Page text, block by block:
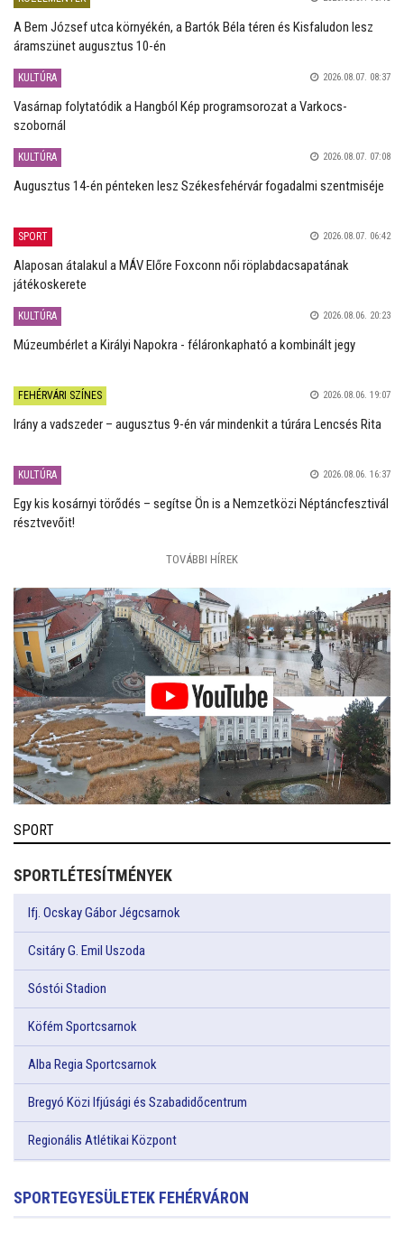
A Bem József utca környékén, a Bartók Béla téren és Kisfaludon lesz
áramszünet augusztus 10-én
KULTÚRA 2026.08.07. 08:37
Vasárnap folytatódik a Hangból Kép programsorozat a Varkocs-
szobornál
KULTÚRA 2026.08.07. 07:08
Augusztus 14-én pénteken lesz Székesfehérvár fogadalmi szentmiséje
SPORT 2026.08.07. 06:42
Alaposan átalakul a MÁV Előre Foxconn női röplabdacsapatának
játékoskerete
KULTÚRA 2026.08.06. 20:23
Múzeumbérlet a Királyi Napokra - féláronkapható a kombinált jegy
FEHÉRVÁRI SZÍNES 2026.08.06. 19:07
Irány a vadszeder – augusztus 9-én vár mindenkit a túrára Lencsés Rita
KULTÚRA 2026.08.06. 16:37
Egy kis kosárnyi törődés – segítse Ön is a Nemzetközi Néptáncfesztivál
résztvevőit!
TOVÁBBI HÍREK
SPORT
SPORTLÉTESÍTMÉNYEK
Ifj. Ocskay Gábor Jégcsarnok
Csitáry G. Emil Uszoda
Sóstói Stadion
Köfém Sportcsarnok
Alba Regia Sportcsarnok
Bregyó Közi Ifjúsági és Szabadidőcentrum
Regionális Atlétikai Központ
SPORTEGYESÜLETEK FEHÉRVÁRON